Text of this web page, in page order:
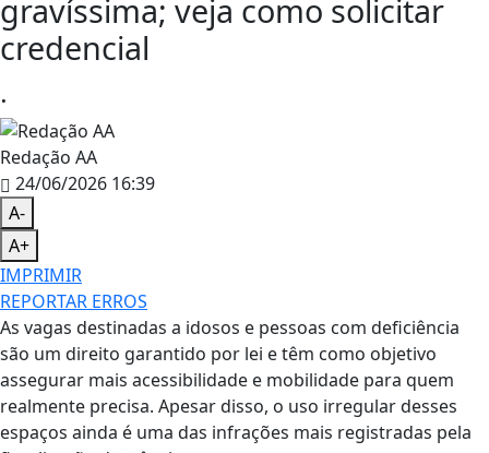
gravíssima; veja como solicitar
credencial
.
Redação AA
24/06/2026 16:39
A-
A+
IMPRIMIR
REPORTAR ERROS
As vagas destinadas a idosos e pessoas com deficiência
são um direito garantido por lei e têm como objetivo
assegurar mais acessibilidade e mobilidade para quem
realmente precisa. Apesar disso, o uso irregular desses
espaços ainda é uma das infrações mais registradas pela